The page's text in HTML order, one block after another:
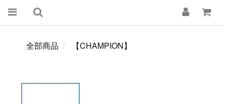
全部商品 【CHAMPION】